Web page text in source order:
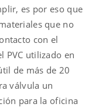
es por eso que
que no
con el
PVC utilizado en
de más de 20
válvula un
para la oficina